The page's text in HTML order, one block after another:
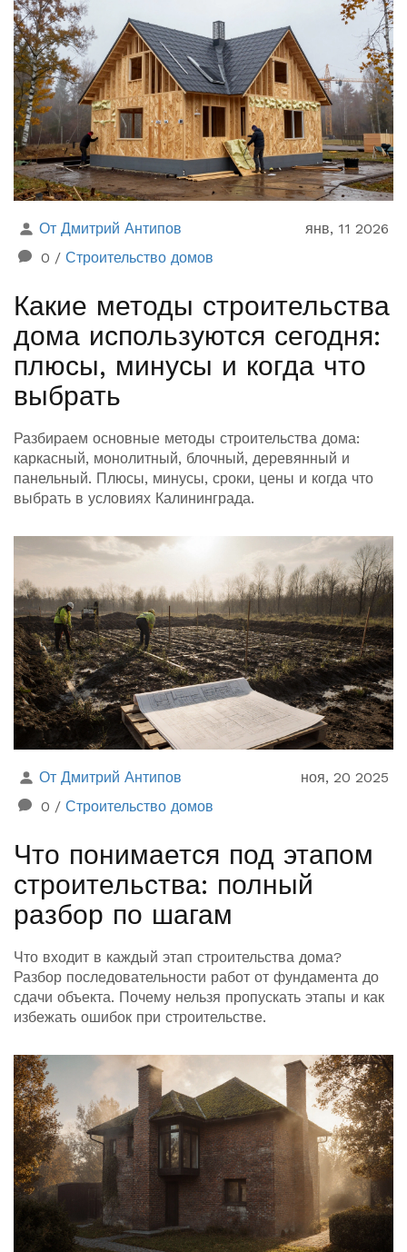
От Дмитрий Антипов
янв, 11 2026
0 / Строительство домов
Какие методы строительства
дома используются сегодня:
плюсы, минусы и когда что
выбрать
Разбираем основные методы строительства дома:
каркасный, монолитный, блочный, деревянный и
панельный. Плюсы, минусы, сроки, цены и когда что
выбрать в условиях Калининграда.
От Дмитрий Антипов
ноя, 20 2025
0 / Строительство домов
Что понимается под этапом
строительства: полный
разбор по шагам
Что входит в каждый этап строительства дома?
Разбор последовательности работ от фундамента до
сдачи объекта. Почему нельзя пропускать этапы и как
избежать ошибок при строительстве.